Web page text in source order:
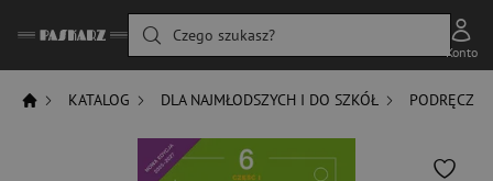
Czego szukasz?
Konto
KATALOG DLA NAJMŁODSZYCH I DO SZKÓŁ